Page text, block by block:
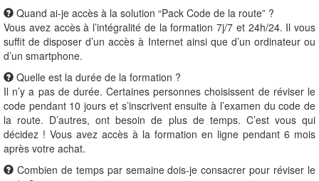
Quand ai-je accès à la solution “Pack Code de la route” ?
Vous avez accès à l’intégralité de la formation 7j/7 et 24h/24. Il vous
suffit de disposer d’un accès à Internet ainsi que d’un ordinateur ou
d’un smartphone.
Quelle est la durée de la formation ?
Il n’y a pas de durée. Certaines personnes choisissent de réviser le
code pendant 10 jours et s’inscrivent ensuite à l’examen du code de
la route. D’autres, ont besoin de plus de temps. C’est vous qui
décidez ! Vous avez accès à la formation en ligne pendant 6 mois
après votre achat.
Combien de temps par semaine dois-je consacrer pour réviser le